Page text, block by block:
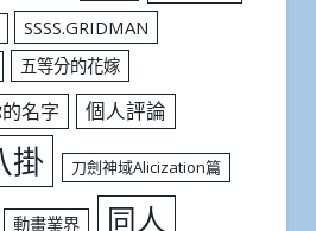
SSSS.GRIDMAN
五等分的花嫁
名字 個人評論
掛 刀劍神域Alicization篇
動畫業界 同人